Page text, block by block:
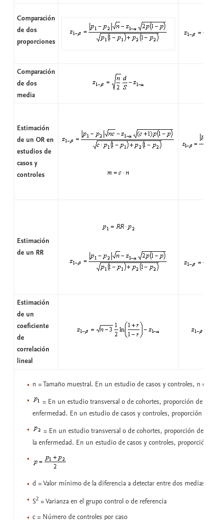
Comparación
de dos
proporciones
Comparación
de dos
media
Estimación
de un OR en
estudios de
casos y
controles
Estimación
de un RR
Estimación
de un
coeficiente
de
correlación
lineal
n = Tamaño muestral. En un estudio de casos y controles, n es
= En un estudio transversal o de cohortes, proporción de
enfermedad. En un estudio de casos y controles, proporción de
= En un estudio transversal o de cohortes, proporción de no
la enfermedad. En un estudio de casos y controles, proporción
d = Valor mínimo de la diferencia a detectar entre dos medias
S2= Varianza en el grupo control o de referencia
c = Número de controles por caso